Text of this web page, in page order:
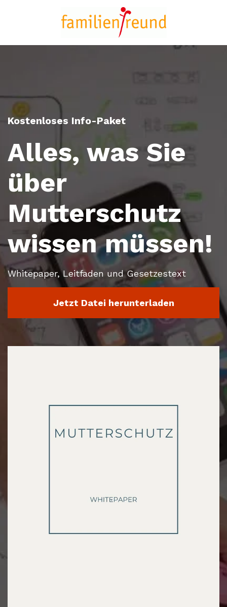
Kostenloses Info-Paket
Alles, was Sie
über
Mutterschutz
wissen müssen!
Whitepaper, Leitfaden und Gesetzestext
Jetzt Datei herunterladen